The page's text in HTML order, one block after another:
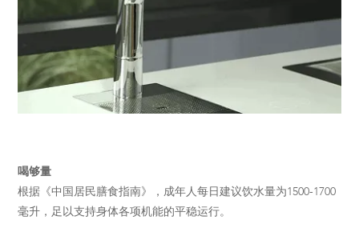
喝够量
根据《中国居民膳食指南》，成年人每日建议饮水量为1500-1700
毫升，足以支持身体各项机能的平稳运行。